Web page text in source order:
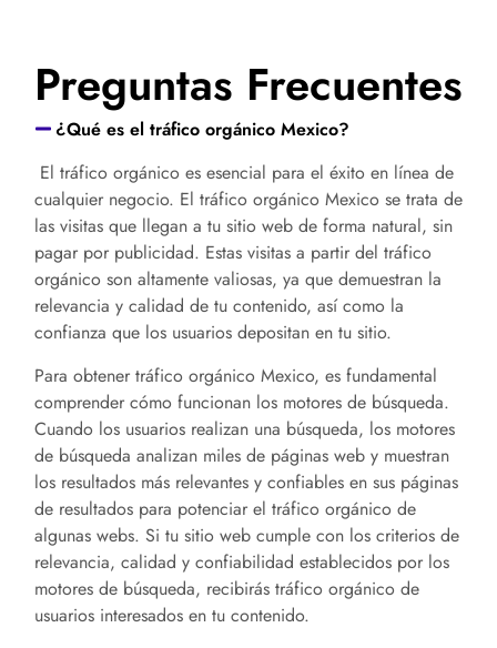
¿Qué es el tráfico orgánico Mexico?
El tráfico orgánico es esencial para el éxito en línea de
cualquier negocio. El tráfico orgánico Mexico se trata de
las visitas que llegan a tu sitio web de forma natural, sin
pagar por publicidad. Estas visitas a partir del tráfico
orgánico son altamente valiosas, ya que demuestran la
relevancia y calidad de tu contenido, así como la
confianza que los usuarios depositan en tu sitio.
Para obtener tráfico orgánico Mexico, es fundamental
comprender cómo funcionan los motores de búsqueda.
Cuando los usuarios realizan una búsqueda, los motores
de búsqueda analizan miles de páginas web y muestran
los resultados más relevantes y confiables en sus páginas
de resultados para potenciar el tráfico orgánico de
algunas webs. Si tu sitio web cumple con los criterios de
relevancia, calidad y confiabilidad establecidos por los
motores de búsqueda, recibirás tráfico orgánico de
usuarios interesados en tu contenido.
Preguntas Frecuentes